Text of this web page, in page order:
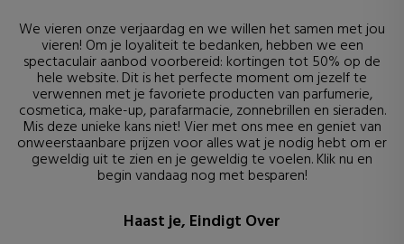
We vieren onze verjaardag en we willen het samen met jou
vieren! Om je loyaliteit te bedanken, hebben we een
spectaculair aanbod voorbereid: kortingen tot 50% op de
hele website. Dit is het perfecte moment om jezelf te
verwennen met je favoriete producten van parfumerie,
cosmetica, make-up, parafarmacie, zonnebrillen en sieraden.
Mis deze unieke kans niet! Vier met ons mee en geniet van
onweerstaanbare prijzen voor alles wat je nodig hebt om er
geweldig uit te zien en je geweldig te voelen. Klik nu en
begin vandaag nog met besparen!
Haast je, Eindigt Over